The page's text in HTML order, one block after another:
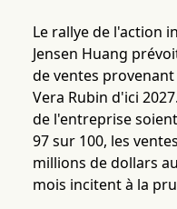
Le rallye de l'action
Jensen Huang
de ventes
Vera Rubin d'ici
de l'entreprise
97 sur 100, les
millions de dollars
mois incitent à la